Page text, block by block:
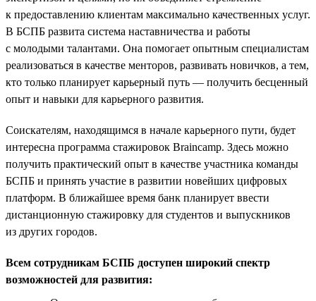
к предоставлению клиентам максимально качественных услуг.
В БСПБ развита система наставничества и работы
с молодыми талантами. Она помогает опытным специалистам
реализоваться в качестве менторов, развивать новичков, а тем,
кто только планирует карьерный путь — получить бесценный
опыт и навыки для карьерного развития.
Соискателям, находящимся в начале карьерного пути, будет
интересна программа стажировок Braincamp. Здесь можно
получить практический опыт в качестве участника команды
БСПБ и принять участие в развитии новейших цифровых
платформ. В ближайшее время банк планирует ввести
дистанционную стажировку для студентов и выпускников
из других городов.
Всем сотрудникам БСПБ доступен широкий спектр
возможностей для развития: